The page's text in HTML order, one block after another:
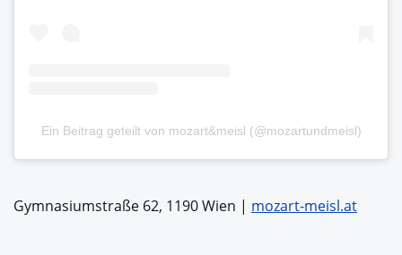
Ein Beitrag geteilt von mozart&meisl (@mozartundmeisl)
Gymnasiumstraße 62, 1190 Wien | mozart-meisl.at